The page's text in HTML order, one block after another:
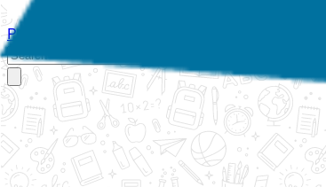
Početna